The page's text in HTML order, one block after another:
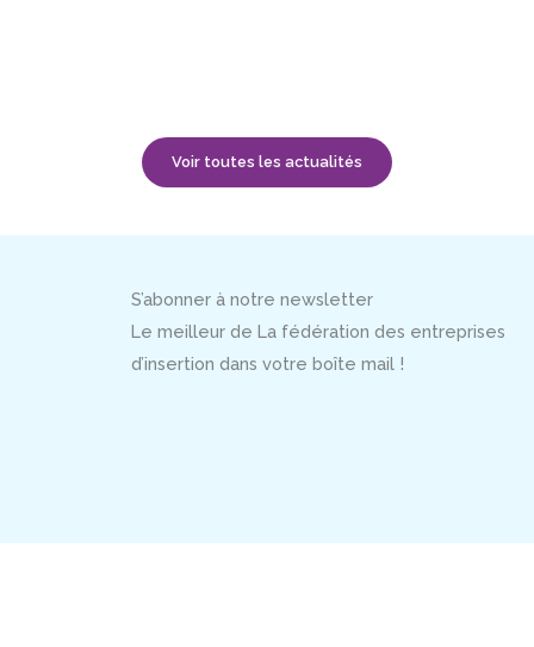
Voir toutes les actualités
S’abonner à notre newsletter
Le meilleur de La fédération des entreprises
d’insertion dans votre boîte mail !